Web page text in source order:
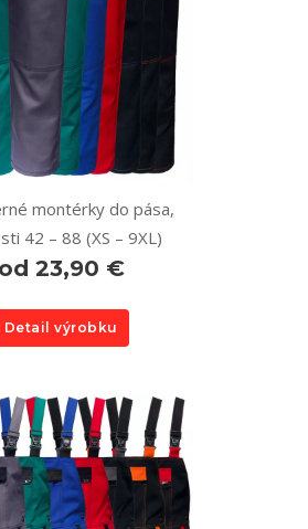
montérky do pása,
42 – 88 (XS – 9XL)
od 23,90 €
Detail výrobku